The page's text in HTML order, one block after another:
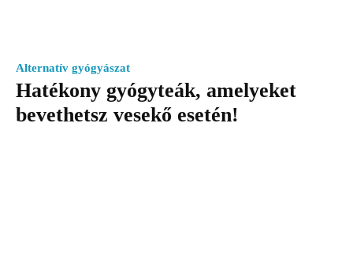
Alternatív gyógyászat
Hatékony gyógyteák, amelyeket
bevethetsz vesekő esetén!